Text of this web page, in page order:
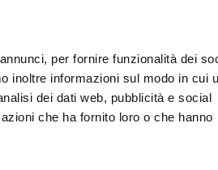
per fornire funzionalità dei
inoltre informazioni sul modo in cui
dei dati web, pubblicità e social
che ha fornito loro o che hanno
trasparenza Cosa facciamo